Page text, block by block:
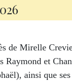
de Mirelle
Raymond et
ainsi que